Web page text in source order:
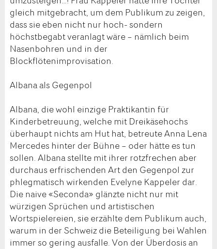
gleich mitgebracht, um dem Publikum zu zeigen,
dass sie eben nicht nur hoch- sondern
höchstbegabt veranlagt wäre – nämlich beim
Nasenbohren und in der
Blockflötenimprovisation.
Albana als Gegenpol
Albana, die wohl einzige Praktikantin für
Kinderbetreuung, welche mit Dreikäsehochs
überhaupt nichts am Hut hat, betreute Anna Lena
Mercedes hinter der Bühne – oder hätte es tun
sollen. Albana stellte mit ihrer rotzfrechen aber
durchaus erfrischenden Art den Gegenpol zur
phlegmatisch wirkenden Evelyne Kappeler dar.
Die naive «Seconda» glänzte nicht nur mit
würzigen Sprüchen und artistischen
Wortspielereien, sie erzählte dem Publikum auch,
warum in der Schweiz die Beteiligung bei Wahlen
immer so gering ausfalle. Von der Überdosis an